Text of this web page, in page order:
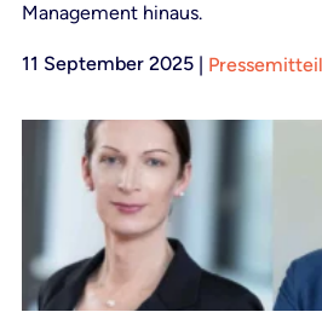
Management hinaus.
11 September 2025 |